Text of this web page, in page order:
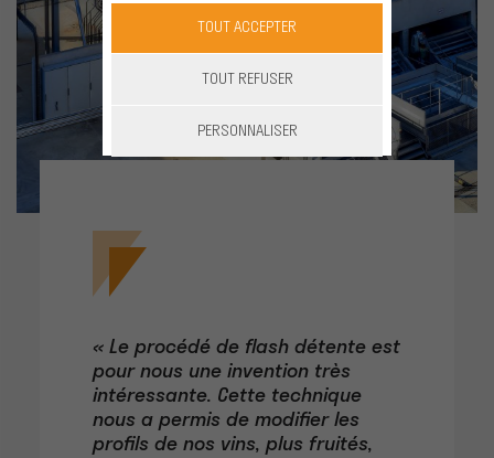
« Le procédé de flash détente est
pour nous une invention très
intéressante. Cette technique
nous a permis de modifier les
profils de nos vins, plus fruités,
TOUT ACCEPTER
TOUT REFUSER
PERSONNALISER